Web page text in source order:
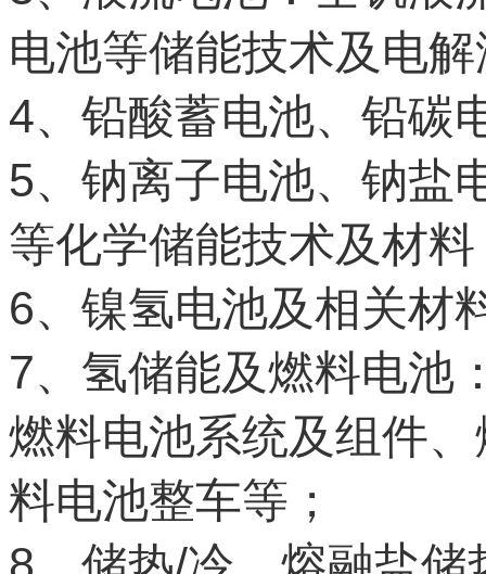
电池等储能技术及电
4、铅酸蓄电池、铅碳
5、钠离子电池、钠盐
等化学储能技术及材料
6、镍氢电池及相关材
7、氢储能及燃料电池
燃料电池系统及组件
料电池整车等；